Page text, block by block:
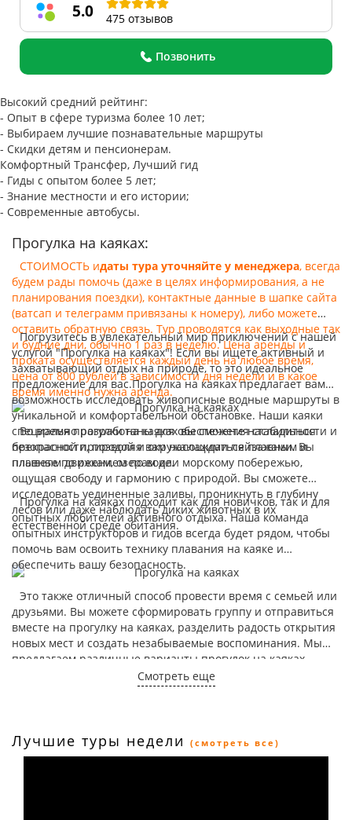
5.0 475 отзывов
Позвонить
Высокий средний рейтинг:
- Опыт в сфере туризма более 10 лет;
- Выбираем лучшие познавательные маршруты
- Скидки детям и пенсионерам.
Комфортный Трансфер, Лучший гид
- Гиды с опытом более 5 лет;
- Знание местности и его истории;
- Современные автобусы.
Прогулка на каяках:
СТОИМОСТЬ идаты тура уточняйте у менеджера, всегда
будем рады помочь (даже в целях информирования, а не
планирования поездки), контактные данные в шапке сайта
(ватсап и телеграмм привязаны к номеру), либо можете
оставить обратную связь. Тур проводятся как выходные так
и будние дни, обычно 1 раз в неделю. Цена аренды и
проката осуществляется каждый день на любое время,
цена от 800 рублей в зависимости дня недели и в какое
время именно нужна аренда.
Погрузитесь в увлекательный мир приключений с нашей
услугой "Прогулка на каяках"! Если вы ищете активный и
захватывающий отдых на природе, то это идеальное
предложение для вас.Прогулка на каяках предлагает вам
возможность исследовать живописные водные маршруты в
уникальной и комфортабельной обстановке. Наши каяки
специально разработаны для обеспечения стабильности и
безопасности, позволяя вам наслаждаться плавным и
плавным движением по воде.
Во время прогулки на каяках вы сможете насладиться
прекрасной природой и окружающими пейзажами. Вы
плывете по рекам, озерам или морскому побережью,
ощущая свободу и гармонию с природой. Вы сможете
исследовать уединенные заливы, проникнуть в глубину
лесов или даже наблюдать диких животных в их
естественной среде обитания.
Прогулка на каяках подходит как для новичков, так и для
опытных любителей активного отдыха. Наша команда
опытных инструкторов и гидов всегда будет рядом, чтобы
помочь вам освоить технику плавания на каяке и
обеспечить вашу безопасность.
Это также отличный способ провести время с семьей или
друзьями. Вы можете сформировать группу и отправиться
вместе на прогулку на каяках, разделить радость открытия
новых мест и создать незабываемые воспоминания. Мы
предлагаем различные варианты прогулок на каяках,
включая однодневные или многодневные маршруты. Вы
можете выбрать то, что лучше всего подходит для ваших
живописным водным маршрутам. Забудьте о повседневных
заботах и отправьтесь в увлекательное приключение с
Смотреть еще
Лучшие туры недели (смотреть все)